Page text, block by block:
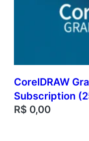
CorelDRAW
Subscription
R$ 0,00